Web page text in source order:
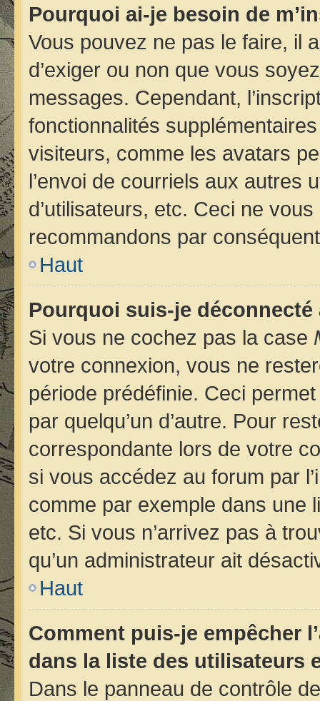
Pourquoi ai-je besoin de
Vous pouvez ne pas le faire, il
d’exiger ou non que vous
messages. Cependant,
fonctionnalités
visiteurs, comme les avatars
l’envoi de courriels aux autres
d’utilisateurs, etc. Ceci ne
recommandons par
Haut
Pourquoi suis-je
Si vous ne cochez pas la case
votre connexion, vous ne
période prédéfinie. Ceci
par quelqu’un d’autre. Pour
correspondante lors de votre
si vous accédez au forum par
comme par exemple dans une
etc. Si vous n’arrivez pas à
qu’un administrateur ait
Haut
Comment puis-je empêcher
dans la liste des utilisateurs
Dans le panneau de contrôle